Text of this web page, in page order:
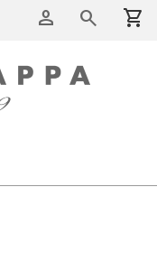
person search shopping_cart